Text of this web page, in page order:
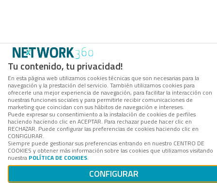
Tu contenido, tu privacidad!
En esta página web utilizamos cookies técnicas que son necesarias para la
navegación y la prestación del servicio. También utilizamos cookies para
ofrecerle una mejor experiencia de navegación, para facilitar la interacción con
nuestras funciones sociales y para permitirle recibir comunicaciones de
marketing que coincidan con sus hábitos de navegación e intereses.
Puede expresar su consentimiento a la instalación de cookies de perfiles
haciendo haciendo clic en ACEPTAR. Para rechazar puede hacer clic en
RECHAZAR. Puede configurar las preferencias de cookies haciendo clic en
CONFIGURAR.
Siempre puede gestionar sus preferencias entrando en nuestro CENTRO DE
COOKIES y obtener más información sobre las cookies que utilizamos visitando
nuestra POLÍTICA DE COOKIES.
CONFIGURAR